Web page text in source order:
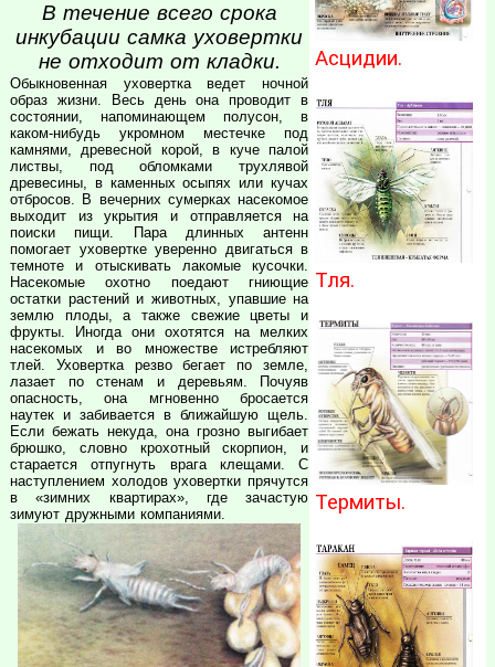
В течение всего срока
инкубации самка уховертки
не отходит от кладки.
Обыкновенная уховертка ведет ночной
образ жизни. Весь день она проводит в
состоянии, напоминающем полусон, в
каком-нибудь укромном местечке под
камнями, древесной корой, в куче палой
листвы, под обломками трухлявой
древесины, в каменных осыпях или кучах
отбросов. В вечерних сумерках насекомое
выходит из укрытия и отправляется на
поиски пищи. Пара длинных антенн
помогает уховертке уверенно двигаться в
темноте и отыскивать лакомые кусочки.
Насекомые охотно поедают гниющие
остатки растений и животных, упавшие на
землю плоды, а также свежие цветы и
фрукты. Иногда они охотятся на мелких
насекомых и во множестве истребляют
тлей. Уховертка резво бегает по земле,
лазает по стенам и деревьям. Почуяв
опасность, она мгновенно бросается
наутек и забивается в ближайшую щель.
Если бежать некуда, она грозно выгибает
брюшко, словно крохотный скорпион, и
старается отпугнуть врага клещами. С
наступлением холодов уховертки прячутся
в «зимних квартирах», где зачастую
зимуют дружными компаниями.
Асцидии.
Тля.
Термиты.